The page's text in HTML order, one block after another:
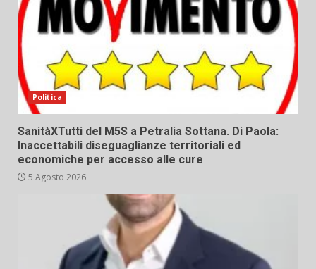
Politica
SanitàXTutti del M5S a Petralia Sottana. Di Paola:
Inaccettabili diseguaglianze territoriali ed
economiche per accesso alle cure
5 Agosto 2026